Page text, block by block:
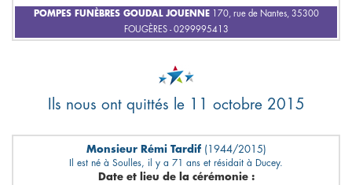
POMPES FUNÈBRES GOUDAL JOUENNE170, rue de Nantes, 35300
FOUGÈRES - 0299995413
Ils nous ont quittés le 11 octobre 2015
Monsieur Rémi Tardif (1944/2015)
Il est né à Soulles, il y a 71 ans et résidait à Ducey.
Date et lieu de la cérémonie :